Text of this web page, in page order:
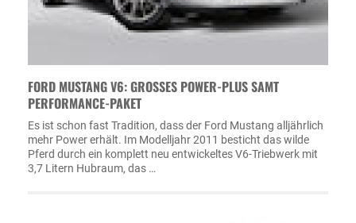
FORD MUSTANG V6: GROSSES POWER-PLUS SAMT P
ERFORMANCE-PAKET
Es ist schon fast Tradition, dass der Ford Mustang alljährlich
mehr Power erhält. Im Modelljahr 2011 besticht das wilde
Pferd durch ein komplett neu entwickeltes V6-Triebwerk mit
3,7 Litern Hubraum, das …